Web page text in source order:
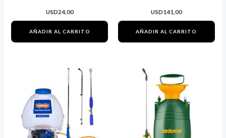
USD24,00
AÑADIR AL CARRITO
Azul
USD141,00
AÑADIR AL CARRITO